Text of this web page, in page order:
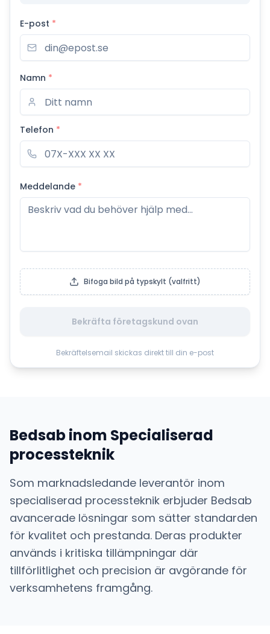
E-post *
Namn *
Telefon *
Meddelande *
Bifoga bild på typskylt (valfritt)
Bekräfta företagskund ovan
Bekräftelsemail skickas direkt till din e-post
Bedsabinom Specialiserad
processteknik
Som marknadsledande leverantör inom
specialiserad processteknik erbjuder Bedsab
avancerade lösningar som sätter standarden
för kvalitet och prestanda. Deras produkter
används i kritiska tillämpningar där
tillförlitlighet och precision är avgörande för
verksamhetens framgång.